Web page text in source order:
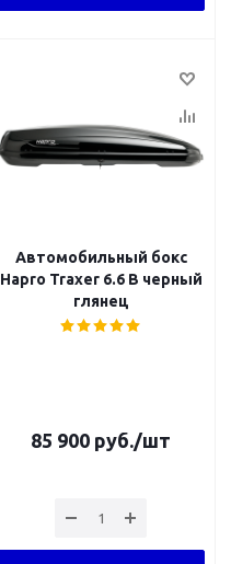
Автомобильный бокс
Hapro Traxer 6.6 B черный
глянец
85 900 руб./шт